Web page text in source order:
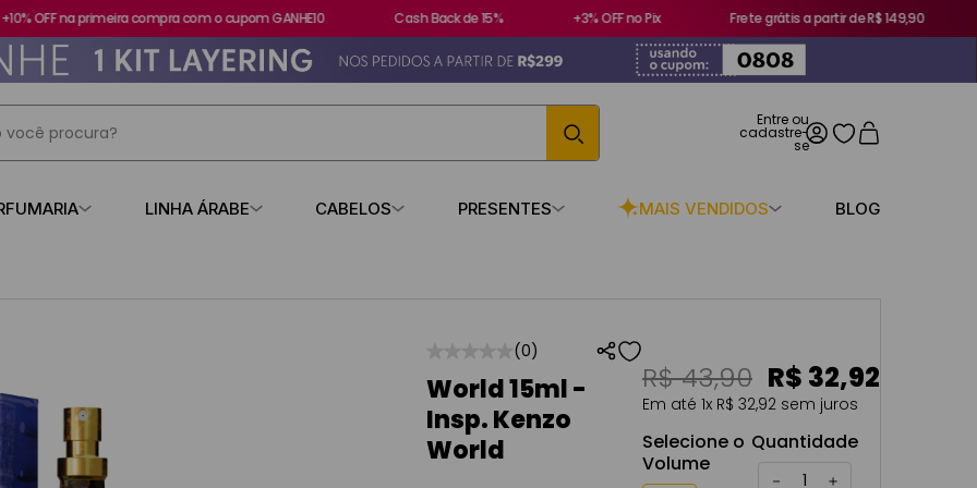
OFF na primeira compra com o cupom GANHE10 Cash Back de 15% +3% OFF no Pix Frete grátis a partir de R$ 149,90
você procura?
LINHA ÁRABE CABELOS PRESENTES MAIS VENDIDOS BLOG
☆
(0)
World 15ml -
Insp. Kenzo
World
R$ 43,90 R$ 32,92
Em até 1x R$ 32,92sem juros
Selecione o
Volume
Quantidade
＋
－